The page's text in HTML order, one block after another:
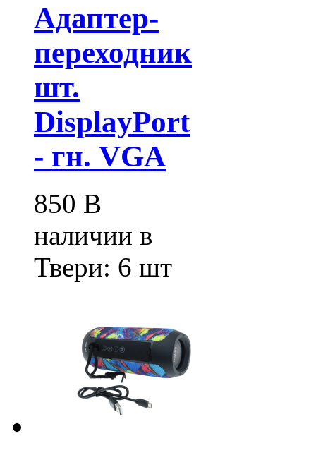
Адаптер-
переходник
шт.
DisplayPort
- гн. VGA
850 В
наличии в
Твери: 6 шт